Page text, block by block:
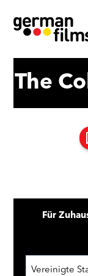
The
Für
Vereinigte